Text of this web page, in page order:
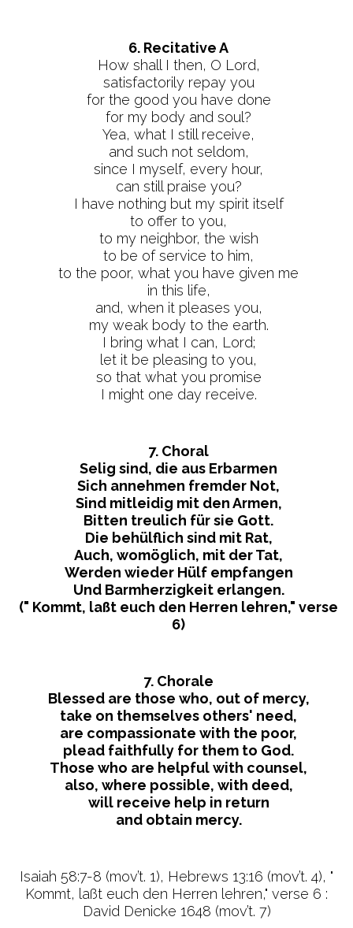
6. Recitative A
How shall I then, O Lord,
satisfactorily repay you
for the good you have done
for my body and soul?
Yea, what I still receive,
and such not seldom,
since I myself, every hour,
can still praise you?
I have nothing but my spirit itself
to offer to you,
to my neighbor, the wish
to be of service to him,
to the poor, what you have given me
in this life,
and, when it pleases you,
my weak body to the earth.
I bring what I can, Lord;
let it be pleasing to you,
so that what you promise
I might one day receive.
7. Choral
Selig sind, die aus Erbarmen
Sich annehmen fremder Not,
Sind mitleidig mit den Armen,
Bitten treulich für sie Gott.
Die behülflich sind mit Rat,
Auch, womöglich, mit der Tat,
Werden wieder Hülf empfangen
Und Barmherzigkeit erlangen.
(" Kommt, laßt euch den Herren lehren," verse
6)
7. Chorale
Blessed are those who, out of mercy,
take on themselves others' need,
are compassionate with the poor,
plead faithfully for them to God.
Those who are helpful with counsel,
also, where possible, with deed,
will receive help in return
and obtain mercy.
Isaiah 58:7-8 (mov’t. 1), Hebrews 13:16 (mov’t. 4), "
Kommt, laßt euch den Herren lehren," verse 6 :
David Denicke 1648 (mov’t. 7)